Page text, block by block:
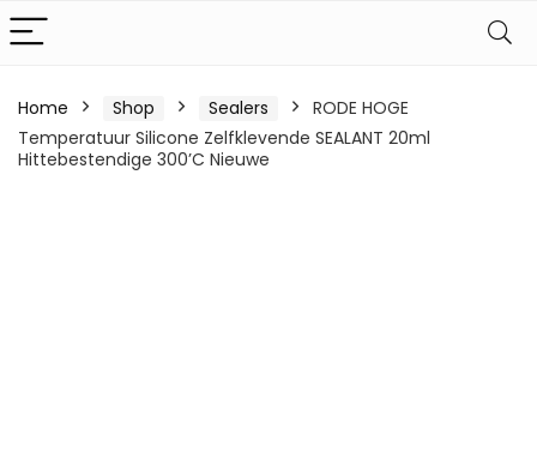
Home Shop Sealers
RODE HOGE
Temperatuur Silicone Zelfklevende SEALANT 20ml
Hittebestendige 300’C Nieuwe